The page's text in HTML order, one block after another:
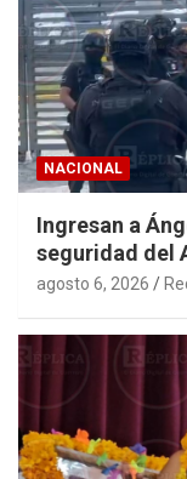
NACIONAL
Ingresan a
seguridad del
agosto 6, 2026